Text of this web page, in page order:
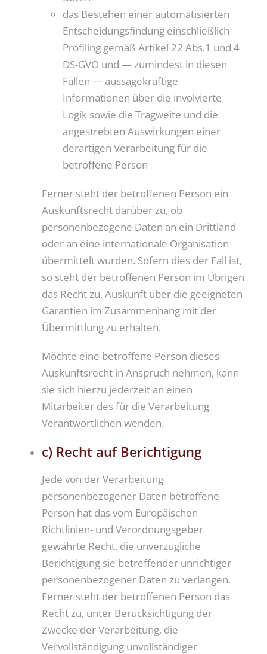
das Bestehen einer automatisierten
Entscheidungsfindung einschließlich
Profiling gemäß Artikel 22 Abs.1 und 4
DS-GVO und — zumindest in diesen
Fällen — aussagekräftige
Informationen über die involvierte
Logik sowie die Tragweite und die
angestrebten Auswirkungen einer
derartigen Verarbeitung für die
betroffene Person
Ferner steht der betroffenen Person ein
Auskunftsrecht darüber zu, ob
personenbezogene Daten an ein Drittland
oder an eine internationale Organisation
übermittelt wurden. Sofern dies der Fall ist,
so steht der betroffenen Person im Übrigen
das Recht zu, Auskunft über die geeigneten
Garantien im Zusammenhang mit der
Übermittlung zu erhalten.
Möchte eine betroffene Person dieses
Auskunftsrecht in Anspruch nehmen, kann
sie sich hierzu jederzeit an einen
Mitarbeiter des für die Verarbeitung
Verantwortlichen wenden.
c) Recht auf Berichtigung
Jede von der Verarbeitung
personenbezogener Daten betroffene
Person hat das vom Europäischen
Richtlinien- und Verordnungsgeber
gewährte Recht, die unverzügliche
Berichtigung sie betreffender unrichtiger
personenbezogener Daten zu verlangen.
Ferner steht der betroffenen Person das
Recht zu, unter Berücksichtigung der
Zwecke der Verarbeitung, die
Vervollständigung unvollständiger